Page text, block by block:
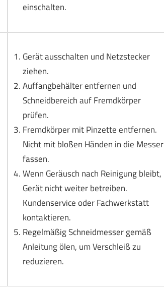
einschalten.
Gerät ausschalten und Netzstecker
ziehen.
Auffangbehälter entfernen und
Schneidbereich auf Fremdkörper
prüfen.
Fremdkörper mit Pinzette entfernen.
Nicht mit bloßen Händen in die Messer
fassen.
Wenn Geräusch nach Reinigung bleibt,
Gerät nicht weiter betreiben.
Kundenservice oder Fachwerkstatt
kontaktieren.
Regelmäßig Schneidmesser gemäß
Anleitung ölen, um Verschleiß zu
reduzieren.